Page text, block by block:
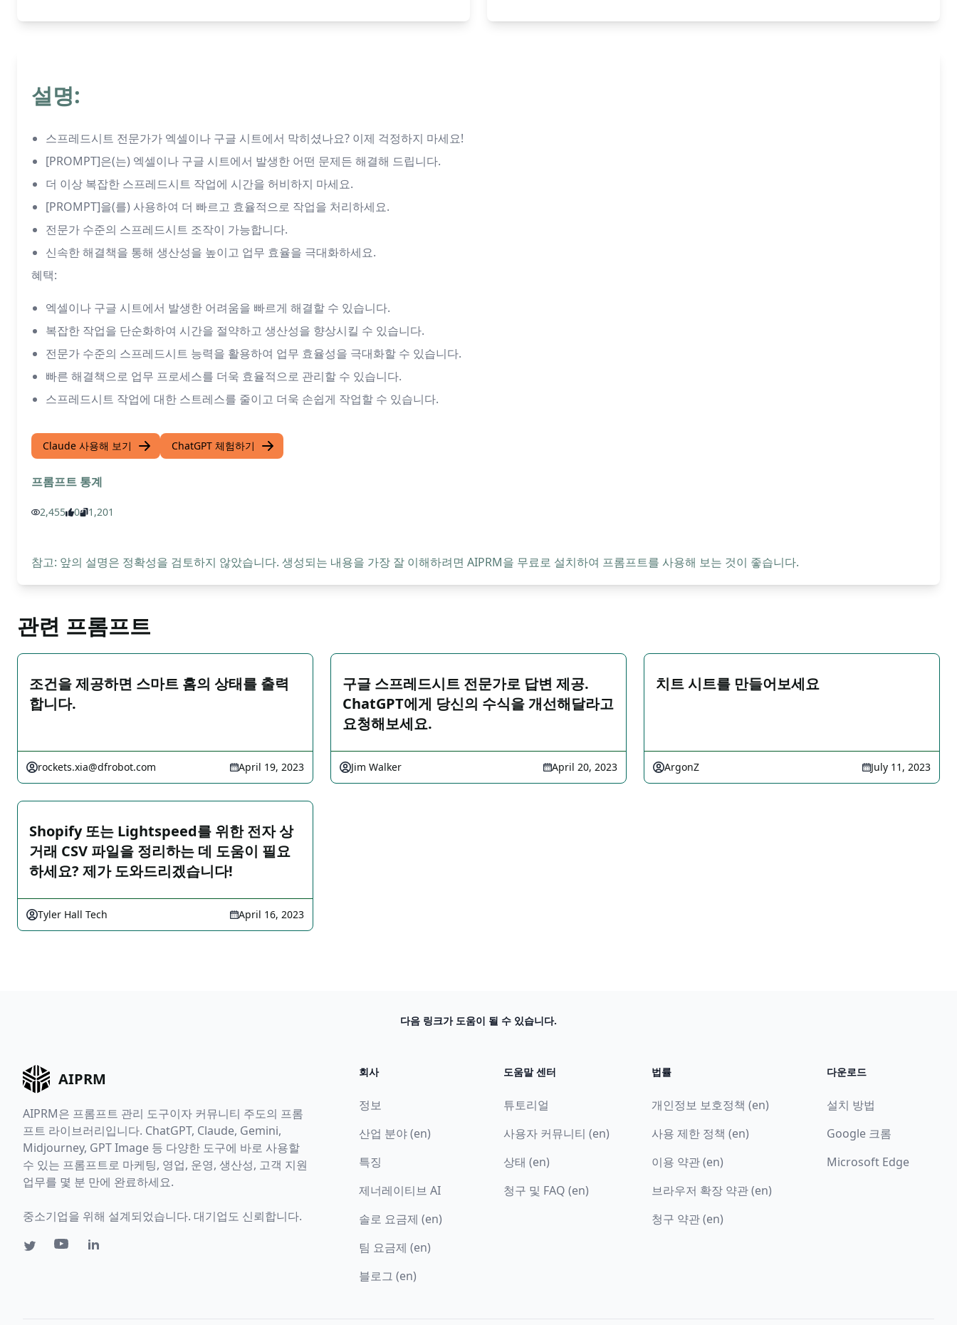
설명:
스프레드시트 전문가가 엑셀이나 구글 시트에서 막히셨나요? 이제 걱정하지 마세요!
[PROMPT]은(는) 엑셀이나 구글 시트에서 발생한 어떤 문제든 해결해 드립니다.
더 이상 복잡한 스프레드시트 작업에 시간을 허비하지 마세요.
[PROMPT]을(를) 사용하여 더 빠르고 효율적으로 작업을 처리하세요.
전문가 수준의 스프레드시트 조작이 가능합니다.
신속한 해결책을 통해 생산성을 높이고 업무 효율을 극대화하세요.
혜택:
엑셀이나 구글 시트에서 발생한 어려움을 빠르게 해결할 수 있습니다.
복잡한 작업을 단순화하여 시간을 절약하고 생산성을 향상시킬 수 있습니다.
전문가 수준의 스프레드시트 능력을 활용하여 업무 효율성을 극대화할 수 있습니다.
빠른 해결책으로 업무 프로세스를 더욱 효율적으로 관리할 수 있습니다.
스프레드시트 작업에 대한 스트레스를 줄이고 더욱 손쉽게 작업할 수 있습니다.
Claude 사용해 보기 ChatGPT 체험하기
프롬프트 통계
2,455 0 1,201
참고: 앞의 설명은 정확성을 검토하지 않았습니다. 생성되는 내용을 가장 잘 이해하려면 AIPRM을 무료로 설치하여 프롬프트를 사용해 보는 것이 좋습니다.
관련 프롬프트
조건을 제공하면 스마트 홈의 상태를 출력
합니다.
rockets.xia@dfrobot.com April 19, 2023
구글 스프레드시트 전문가로 답변 제공.
ChatGPT에게 당신의 수식을 개선해달라고
요청해보세요.
Jim Walker April 20, 2023
치트 시트를 만들어보세요
ArgonZ July 11, 2023
Shopify 또는 Lightspeed를 위한 전자 상
거래 CSV 파일을 정리하는 데 도움이 필요
하세요? 제가 도와드리겠습니다!
Tyler Hall Tech April 16, 2023
다음 링크가 도움이 될 수 있습니다.
AIPRM
AIPRM은 프롬프트 관리 도구이자 커뮤니티 주도의 프롬
프트 라이브러리입니다. ChatGPT, Claude, Gemini,
Midjourney, GPT Image 등 다양한 도구에 바로 사용할
수 있는 프롬프트로 마케팅, 영업, 운영, 생산성, 고객 지원
업무를 몇 분 만에 완료하세요.
중소기업을 위해 설계되었습니다. 대기업도 신뢰합니다.
회사
정보
산업 분야 (en)
특징
제너레이티브 AI
솔로 요금제 (en)
팀 요금제 (en)
블로그 (en)
도움말 센터
튜토리얼
사용자 커뮤니티 (en)
상태 (en)
청구 및 FAQ (en)
법률
개인정보 보호정책 (en)
사용 제한 정책 (en)
이용 약관 (en)
브라우저 확장 약관 (en)
청구 약관 (en)
다운로드
설치 방법
Google 크롬
Microsoft Edge